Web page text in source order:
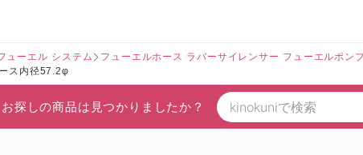
ューエル システム フューエルホース ラバーサイレンサー フューエルポン
ス内径57.2φ
お探しの商品は見つかりましたか？